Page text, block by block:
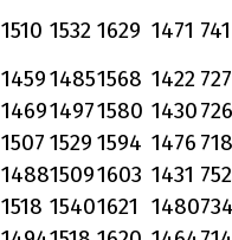
1510 1532 1629 1471 741
145914851568 1422 727
146914971580 1430726
1507 1529 1594 1476 718
148815091603 1431 752
1518 15401621 1480